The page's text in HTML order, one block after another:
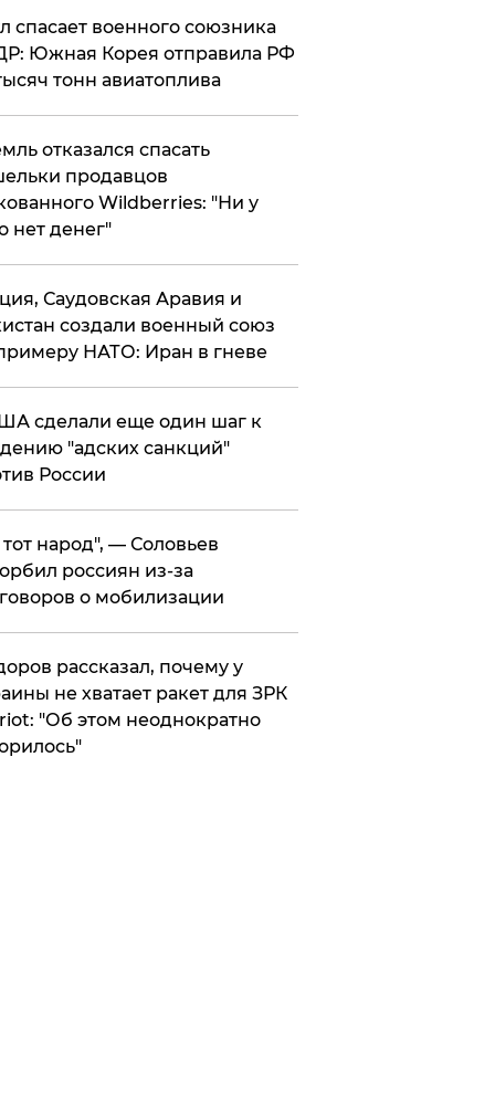
спасает военного союзника
Южная Корея отправила РФ
тонн авиатоплива
отказался спасать
продавцов
Wildberries: "Ни у
нет денег"
Саудовская Аравия и
создали военный союз
НАТО: Иран в гневе
сделали еще один шаг к
"адских санкций"
России
народ", — Соловьев
россиян из-за
о мобилизации
рассказал, почему у
не хватает ракет для ЗРК
"Об этом неоднократно